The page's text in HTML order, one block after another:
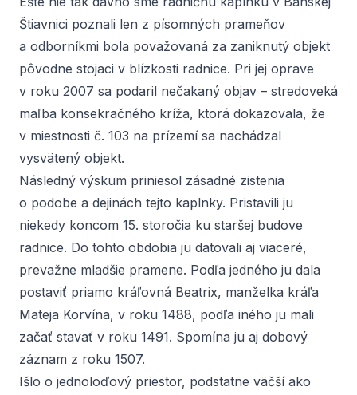
Štiavnici poznali len z písomných prameňov
a odborníkmi bola považovaná za zaniknutý objekt
pôvodne stojaci v blízkosti radnice. Pri jej oprave
v roku 2007 sa podaril nečakaný objav – stredoveká
maľba konsekračného kríža, ktorá dokazovala, že
v miestnosti č. 103 na prízemí sa nachádzal
vysvätený objekt.
Následný výskum priniesol zásadné zistenia
o podobe a dejinách tejto kaplnky. Pristavili ju
niekedy koncom 15. storočia ku staršej budove
radnice. Do tohto obdobia ju datovali aj viaceré,
prevažne mladšie pramene. Podľa jedného ju dala
postaviť priamo kráľovná Beatrix, manželka kráľa
Mateja Korvína, v roku 1488, podľa iného ju mali
začať stavať v roku 1491. Spomína ju aj dobový
záznam z roku 1507.
Išlo o jednoloďový priestor, podstatne väčší ako